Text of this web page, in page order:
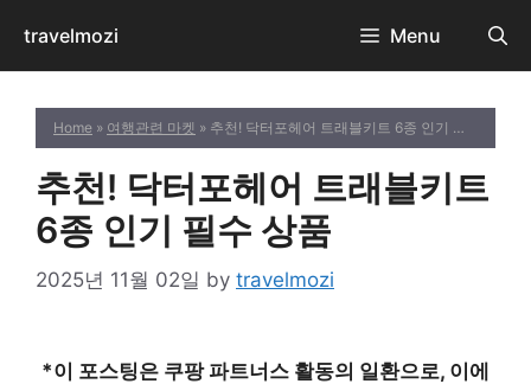
content
travelmozi Menu
Home » 여행관련 마켓 » 추천! 닥터포헤어 트래블키트 6종 인기 필수 상품
추천! 닥터포헤어 트래블키트
6종 인기 필수 상품
2025년 11월 02일 by travelmozi
*이 포스팅은 쿠팡 파트너스 활동의 일환으로, 이에